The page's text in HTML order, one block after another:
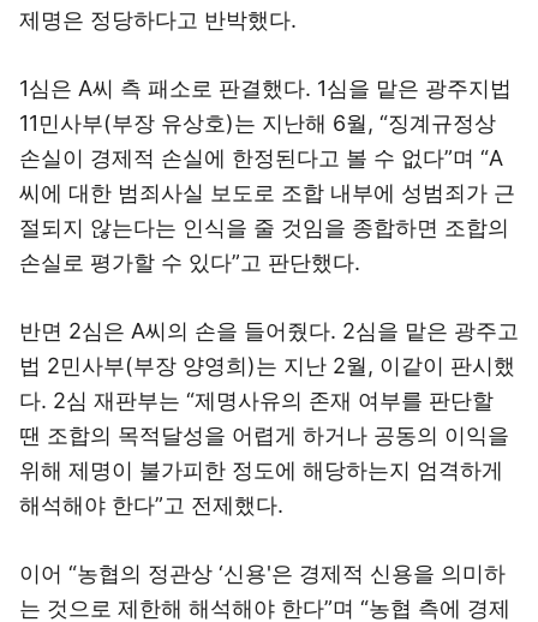
제명은 정당하다고 반박했다.
1심은 A씨 측 패소로 판결했다. 1심을 맡은 광주지법
11민사부(부장 유상호)는 지난해 6월, “징계규정상
손실이 경제적 손실에 한정된다고 볼 수 없다”며 “A
씨에 대한 범죄사실 보도로 조합 내부에 성범죄가 근
절되지 않는다는 인식을 줄 것임을 종합하면 조합의
손실로 평가할 수 있다”고 판단했다.
반면 2심은 A씨의 손을 들어줬다. 2심을 맡은 광주고
법 2민사부(부장 양영희)는 지난 2월, 이같이 판시했
다. 2심 재판부는 “제명사유의 존재 여부를 판단할
땐 조합의 목적달성을 어렵게 하거나 공동의 이익을
위해 제명이 불가피한 정도에 해당하는지 엄격하게
해석해야 한다”고 전제했다.
이어 “농협의 정관상 ‘신용'은 경제적 신용을 의미하
는 것으로 제한해 해석해야 한다”며 “농협 측에 경제